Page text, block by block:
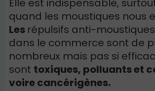
Elle est indispensable,
quand les moustiques nous
Les répulsifs anti-
dans le commerce sont de
nombreux mais pas si
sont toxiques, polluants et
voire cancérigènes.